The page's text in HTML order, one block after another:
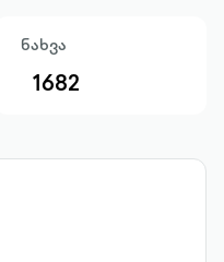
ნახვა
1682